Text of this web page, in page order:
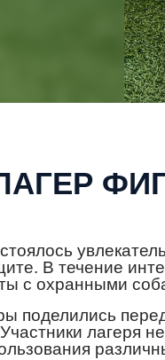
В течение
с охранными
поделились
лагеря